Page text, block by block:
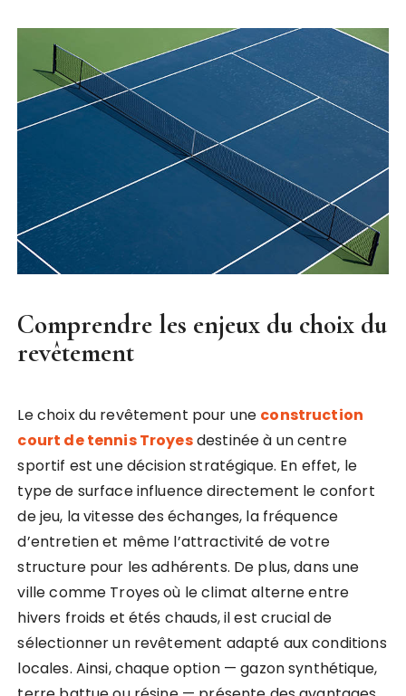
Comprendre les enjeux du choix du
revêtement
Le choix du revêtement pour une construction
court de tennis Troyesdestinée à un centre
sportif est une décision stratégique. En effet, le
type de surface influence directement le confort
de jeu, la vitesse des échanges, la fréquence
d’entretien et même l’attractivité de votre
structure pour les adhérents. De plus, dans une
ville comme Troyes où le climat alterne entre
hivers froids et étés chauds, il est crucial de
sélectionner un revêtement adapté aux conditions
locales. Ainsi, chaque option — gazon synthétique,